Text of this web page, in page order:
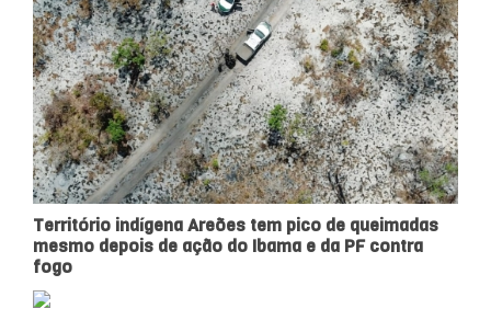
Território indígena Areões tem pico de queimadas
mesmo depois de ação do Ibama e da PF contra
fogo